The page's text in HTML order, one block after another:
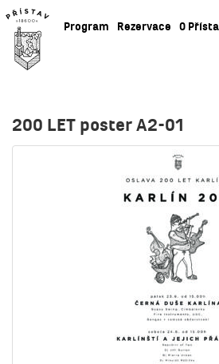
Program Rezervace O
200 LET poster A2-01